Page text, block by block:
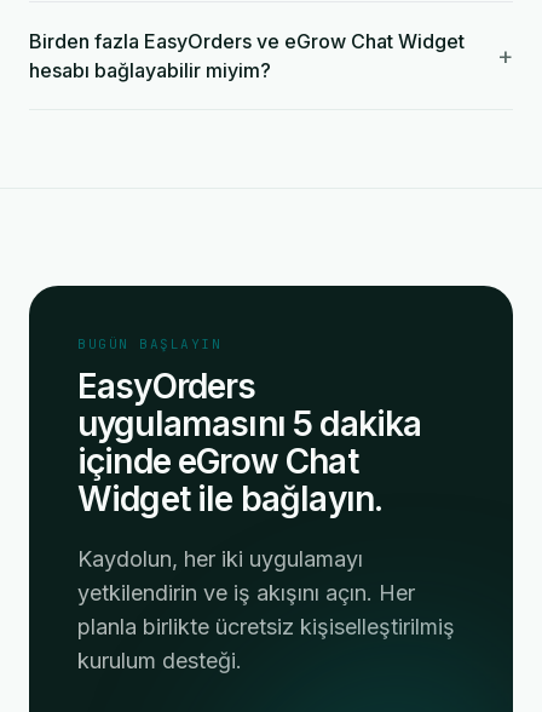
Birden fazla EasyOrders ve eGrow Chat Widget
hesabı bağlayabilir miyim?
+
BUGÜN BAŞLAYIN
EasyOrders
uygulamasını 5 dakika
içinde eGrow Chat
Widget ile bağlayın.
Kaydolun, her iki uygulamayı
yetkilendirin ve iş akışını açın. Her
planla birlikte ücretsiz kişiselleştirilmiş
kurulum desteği.